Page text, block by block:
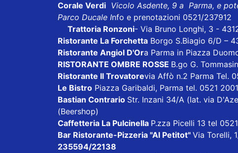
Corale Verdi Vicolo Asdente, 9 a Parma, e
Parco Ducale Info e prenotazioni 0521/237912
Trattoria Ronzoni- Via Bruno Longhi, 3 -
Ristorante La Forchetta Borgo S.Biagio 6/D –
Ristorante Angiol D'Ora Parma in Piazza
RISTORANTE OMBRE ROSSE B.go G.
Ristorante Il Trovatorevia Affò n.2 Parma Tel.
Le Bistro Piazza Garibaldi, Parma tel. 0521
Bastian Contrario Str. Inzani 34/A (lat. via
(Beershop)
Caffetteria La Pulcinella P.zza Picelli 13 tel
Bar Ristorante-Pizzeria "Al Petitot" Via Torelli,
235594/22138